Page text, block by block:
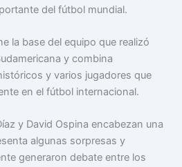
del fútbol mundial.
la base del equipo que realizó
y combina
y varios jugadores que
en el fútbol internacional.
y David Ospina encabezan una
algunas sorpresas y
generaron debate entre los